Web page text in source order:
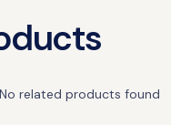
No related products found.